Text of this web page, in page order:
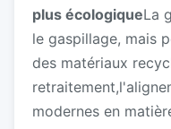
plus écologiqueLa
le gaspillage, mais
des matériaux
modernes en